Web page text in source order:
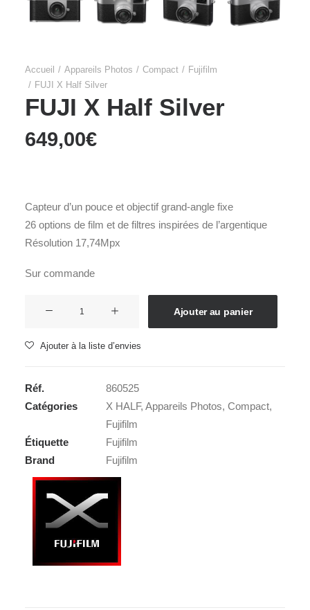
Accueil Appareils Photos Compact
Fujifilm
FUJI X Half Silver
FUJI X Half Silver
649,00€
Capteur d’un pouce et objectif grand-angle fixe
26 options de film et de filtres inspirées de l’argentique
Résolution 17,74Mpx
Sur commande
FUJI
Silver
Ajouter au panier
Ajouter à la liste d’envies
Réf.
860525
Catégories
X HALF, Appareils Photos, Compact,
Fujifilm
Étiquette
Fujifilm
Brand
Fujifilm